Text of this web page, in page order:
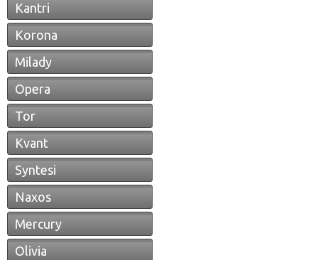
Kantri
Korona
Milady
Opera
Tor
Kvant
Syntesi
Naxos
Mercury
Olivia